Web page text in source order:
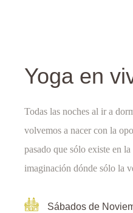
Yoga en
Todas las noches al ir a
volvemos a nacer con la
pasado que sólo existe en
imaginación dónde sólo la
Sábados de